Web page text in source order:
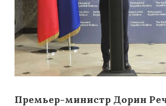
Премьер-министр Дорин